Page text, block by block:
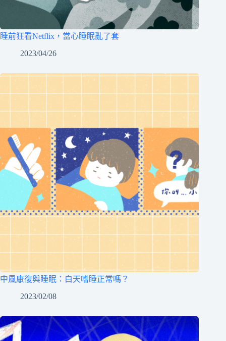
睡前狂看Netflix，當心睡眠亂了套
2023/04/26
中風康復與睡眠：白天嗜睡正常嗎？
2023/02/08